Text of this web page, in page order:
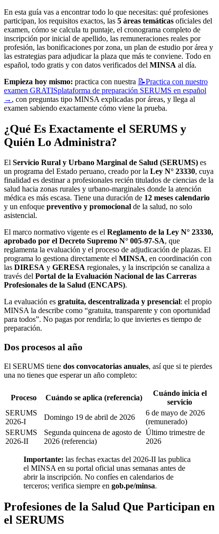
En esta guía vas a encontrar todo lo que necesitas: qué profesiones
participan, los requisitos exactos, las 5 áreas temáticas oficiales del
examen, cómo se calcula tu puntaje, el cronograma completo de
inscripción por inicial de apellido, las remuneraciones reales por
profesión, las bonificaciones por zona, un plan de estudio por área y
las estrategias para adjudicar la plaza que más te conviene. Todo en
español, todo gratis y con datos verificados del MINSA al día.
Empieza hoy mismo: practica con nuestra 📝Practica con nuestro
examen GRATISplataforma de preparación SERUMS en español
→ , con preguntas tipo MINSA explicadas por áreas, y llega al
examen sabiendo exactamente cómo viene la prueba.
¿Qué Es Exactamente el SERUMS y
Quién Lo Administra?
El Servicio Rural y Urbano Marginal de Salud (SERUMS) es
un programa del Estado peruano, creado por la Ley N° 23330, cuya
finalidad es destinar a profesionales recién titulados de ciencias de la
salud hacia zonas rurales y urbano-marginales donde la atención
médica es más escasa. Tiene una duración de 12 meses calendario
y un enfoque preventivo y promocional de la salud, no solo
asistencial.
El marco normativo vigente es el Reglamento de la Ley N° 23330,
aprobado por el Decreto Supremo N° 005-97-SA, que
reglamenta la evaluación y el proceso de adjudicación de plazas. El
programa lo gestiona directamente el MINSA, en coordinación con
las DIRESA y GERESA regionales, y la inscripción se canaliza a
través del Portal de la Evaluación Nacional de las Carreras
Profesionales de la Salud (ENCAPS).
La evaluación es gratuita, descentralizada y presencial: el propio
MINSA la describe como “gratuita, transparente y con oportunidad
para todos”. No pagas por rendirla; lo que inviertes es tiempo de
preparación.
Dos procesos al año
El SERUMS tiene dos convocatorias anuales, así que si te pierdes
una no tienes que esperar un año completo:
Proceso Cuándo se aplica (referencia)
Cuándo inicia el
servicio
SERUMS
2026-I
Domingo 19 de abril de 2026
6 de mayo de 2026
(remunerado)
SERUMS
2026-II
Segunda quincena de agosto de
2026 (referencia)
Último trimestre de
2026
Importante: las fechas exactas del 2026-II las publica
el MINSA en su portal oficial unas semanas antes de
abrir la inscripción. No confíes en calendarios de
terceros; verifica siempre en gob.pe/minsa.
Profesiones de la Salud Que Participan en
el SERUMS